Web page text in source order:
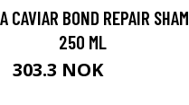
CAVIAR BOND REPAIR
250 ML
303.3 NOK